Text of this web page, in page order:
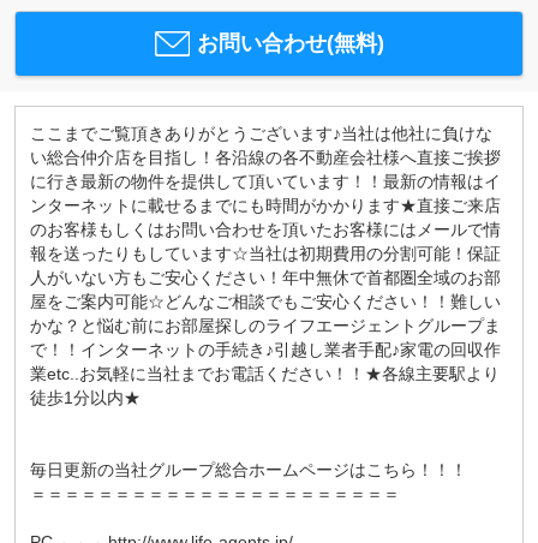
お問い合わせ(無料)
ここまでご覧頂きありがとうございます♪当社は他社に負けな
い総合仲介店を目指し！各沿線の各不動産会社様へ直接ご挨拶
に行き最新の物件を提供して頂いています！！最新の情報はイ
ンターネットに載せるまでにも時間がかかります★直接ご来店
のお客様もしくはお問い合わせを頂いたお客様にはメールで情
報を送ったりもしています☆当社は初期費用の分割可能！保証
人がいない方もご安心ください！年中無休で首都圏全域のお部
屋をご案内可能☆どんなご相談でもご安心ください！！難しい
かな？と悩む前にお部屋探しのライフエージェントグループま
で！！インターネットの手続き♪引越し業者手配♪家電の回収作
業etc..お気軽に当社までお電話ください！！★各線主要駅より
徒歩1分以内★
毎日更新の当社グループ総合ホームページはこちら！！！
＝＝＝＝＝＝＝＝＝＝＝＝＝＝＝＝＝＝＝＝＝＝